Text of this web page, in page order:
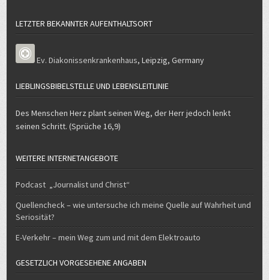
LETZTER BEKANNTER AUFENTHALTSORT
Ev. Diakonissenkrankenhaus,Leipzig,Germany
LIEBLINGSBIBELSTELLE UND LEBENSLEITLINIE
Des Menschen Herz plant seinen Weg, der Herr jedoch lenkt
seinen Schritt. (Sprüche 16,9)
WEITERE INTERNETANGEBOTE
Podcast „Journalist und Christ“
Quellencheck – wie untersuche ich meine Quelle auf Wahrheit und
Seriosität?
E-Verkehr – mein Weg zum und mit dem Elektroauto
GESETZLICH VORGESEHENE ANGABEN